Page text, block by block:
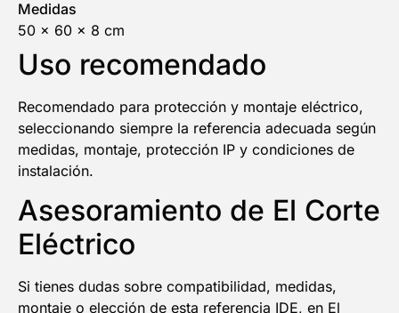
Medidas
50 x 60 x 8 cm
Uso recomendado
Recomendado para protección y montaje eléctrico,
seleccionando siempre la referencia adecuada según
medidas, montaje, protección IP y condiciones de
instalación.
Asesoramiento de El Corte
Eléctrico
Si tienes dudas sobre compatibilidad, medidas,
montaje o elección de esta referencia IDE, en El